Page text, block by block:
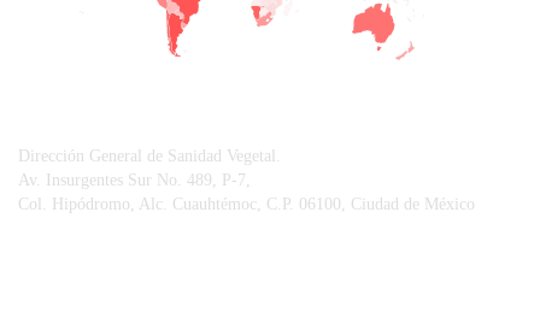
Dirección General de Sanidad Vegetal.
Av. Insurgentes Sur No. 489, P-7,
Col. Hipódromo, Alc. Cuauhtémoc, C.P. 06100, Ciudad de México